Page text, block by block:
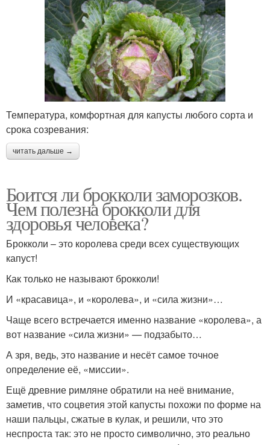
Температура, комфортная для капусты любого сорта и
срока созревания:
читать дальше →
Боится ли брокколи заморозков.
Чем полезна брокколи для
здоровья человека?
Брокколи – это королева среди всех существующих
капуст!
Как только не называют брокколи!
И «красавица», и «королева», и «сила жизни»…
Чаще всего встречается именно название «королева», а
вот название «сила жизни» — подзабыто…
А зря, ведь, это название и несёт самое точное
определение её, «миссии».
Ещё древние римляне обратили на неё внимание,
заметив, что соцветия этой капусты похожи по форме на
наши пальцы, сжатые в кулак, и решили, что это
неспроста так: это не просто символично, это реально